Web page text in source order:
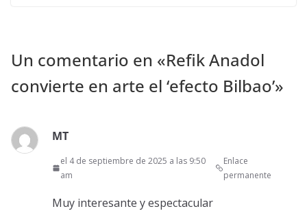
Un comentario en «Refik Anadol
convierte en arte el ‘efecto Bilbao’»
MT
el 4 de septiembre de 2025 a las 9:50
am
Enlace
permanente
Muy interesante y espectacular